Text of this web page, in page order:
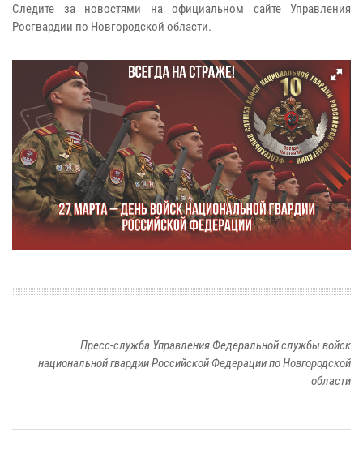
Следите за новостями на официальном сайте Управления
Росгвардии по Новгородской области.
Пресс-служба Управления Федеральной службы войск
национальной гвардии Российской Федерации по Новгородской
области